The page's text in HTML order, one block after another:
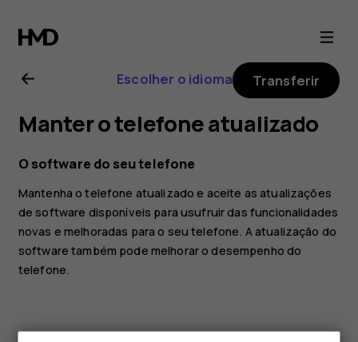
Nokia
7
Plus
user
guide
Escolher o idioma Transferir
Manter o telefone atualizado
O software do seu telefone
Mantenha o telefone atualizado e aceite as atualizações
de software disponíveis para usufruir das funcionalidades
novas e melhoradas para o seu telefone. A atualização do
software também pode melhorar o desempenho do
telefone.